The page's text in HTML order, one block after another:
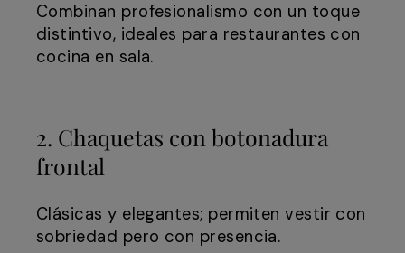
Combinan profesionalismo con un toque
distintivo, ideales para restaurantes con
cocina en sala.
2. Chaquetas con botonadura
frontal
Clásicas y elegantes; permiten vestir con
sobriedad pero con presencia.